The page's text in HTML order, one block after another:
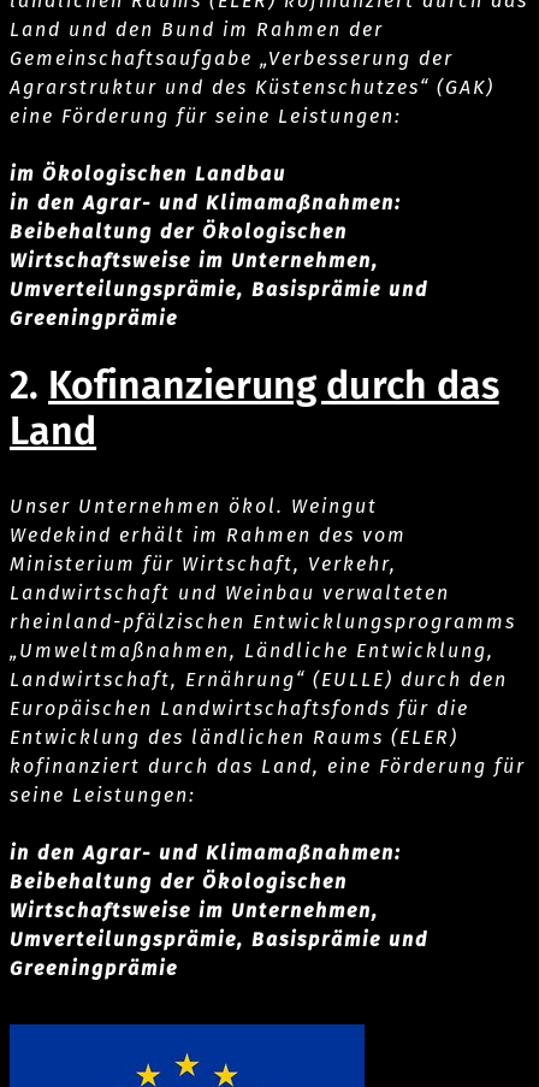
Land und den Bund im Rahmen der
Gemeinschaftsaufgabe „Verbesserung der
Agrarstruktur und des Küstenschutzes“ (GAK)
eine Förderung für seine Leistungen:
im Ökologischen Landbau
in den Agrar- und Klimamaßnahmen:
Beibehaltung der Ökologischen
Wirtschaftsweise im Unternehmen,
Umverteilungsprämie, Basisprämie und
Greeningprämie
2. Kofinanzierung durch das
Land
Unser Unternehmen ökol. Weingut
Wedekind erhält im Rahmen des vom
Ministerium für Wirtschaft, Verkehr,
Landwirtschaft und Weinbau verwalteten
rheinland-pfälzischen Entwicklungsprogramms
„Umweltmaßnahmen, Ländliche Entwicklung,
Landwirtschaft, Ernährung“ (EULLE) durch den
Europäischen Landwirtschaftsfonds für die
Entwicklung des ländlichen Raums (ELER)
kofinanziert durch das Land, eine Förderung für
seine Leistungen:
in den Agrar- und Klimamaßnahmen:
Beibehaltung der Ökologischen
Wirtschaftsweise im Unternehmen,
Umverteilungsprämie, Basisprämie und
Greeningprämie